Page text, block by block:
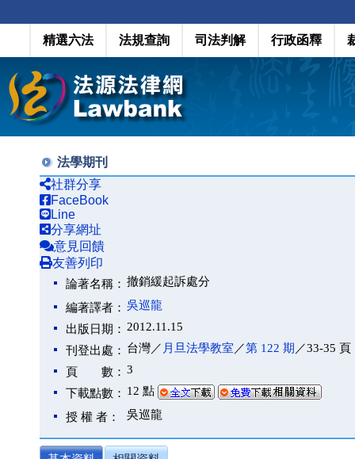
精選六法 法規查詢 司法判解 行政函釋
法學期刊
社群分享
FaceBook
Line
分享網址
意見回饋
友善列印
論著名稱： 撤銷緩起訴處分
編著譯者： 吳巡龍
出版日期： 2012.11.15
刊登出處： 台灣／ 月旦法學教室 ／第 122 期 ／33-35 頁
頁 數： 3
下載點數： 12 點
授 權 者： 吳巡龍